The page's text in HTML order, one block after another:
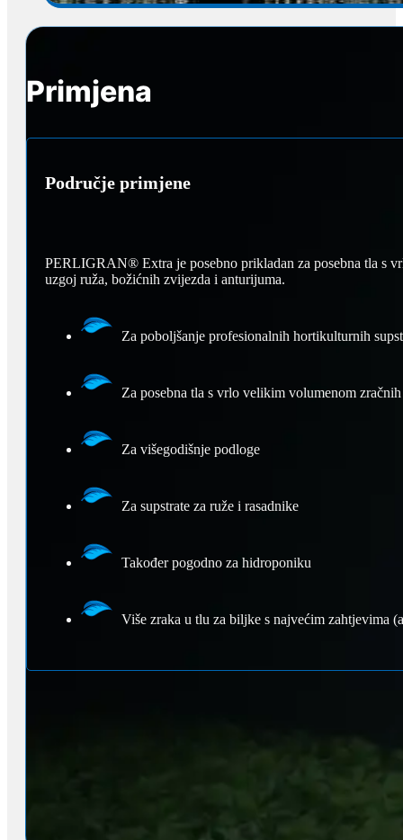
Primjena
Područje primjene
PERLIGRAN® Extra je posebno prikladan za posebna tla s
uzgoj ruža, božićnih zvijezda i anturijuma.
Za poboljšanje profesionalnih hortikulturnih
Za posebna tla s vrlo velikim volumenom
Za višegodišnje podloge
Za supstrate za ruže i rasadnike
Također pogodno za hidroponiku
Više zraka u tlu za biljke s najvećim zahtjevima